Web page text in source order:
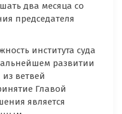
два месяца со
председателя
института суда
развитии
ветвей
Главой
является